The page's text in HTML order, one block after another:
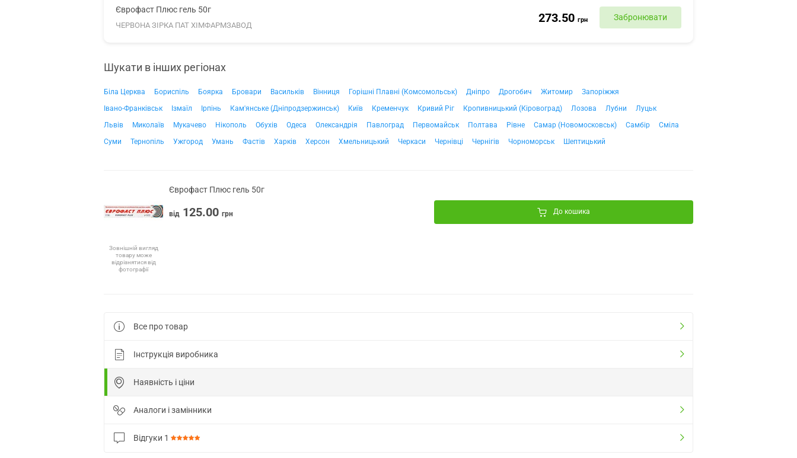
Єврофаст Плюс гель 50г
ЧЕРВОНА ЗІРКА ПАТ ХІМФАРМЗАВОД
273.50 грн Забронювати
Шукати в інших регіонах
Біла Церква Бориспіль Боярка Бровари Васильків Вінниця Горішні Плавні (Комсомольськ) Дніпро Дрогобич Житомир
Запоріжжя
Івано-Франківськ
Ізмаїл Ірпінь Кам'янське (Дніпродзержинськ) Київ Кременчук Кривий Ріг Кропивницький (Кіровоград) Лозова Лубни
Луцьк
Львів
Миколаїв Мукачево Нікополь Обухів Одеса Олександрія Павлоград Первомайськ Полтава Рівне Самар (Новомосковськ) Самбір
Сміла
Суми
Тернопіль Ужгород Умань Фастів Харків Херсон Хмельницький Черкаси Чернівці Чернігів Чорноморськ Шептицький
Зовнішній вигляд
товару може
відрізнятися від
фотографії
Єврофаст Плюс гель 50г
від 125.00 грн До кошика
Все про товар
Інструкція виробника
Наявність і ціни
Аналоги і замінники
Відгуки 1